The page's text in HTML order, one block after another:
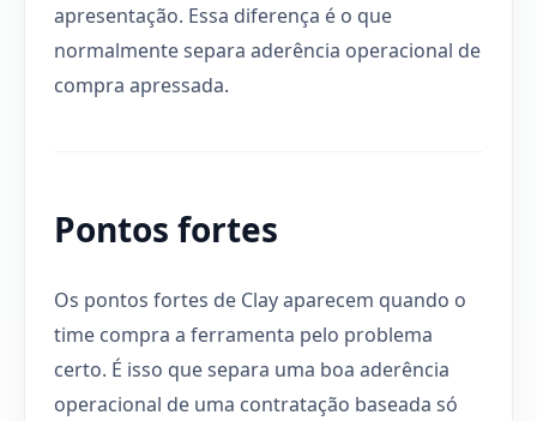
apresentação. Essa diferença é o que
normalmente separa aderência operacional de
compra apressada.
Pontos fortes
Os pontos fortes de Clay aparecem quando o
time compra a ferramenta pelo problema
certo. É isso que separa uma boa aderência
operacional de uma contratação baseada só